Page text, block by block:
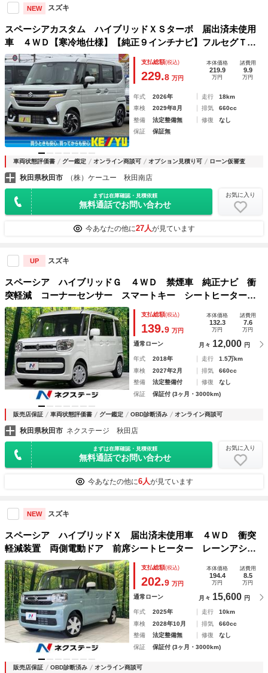
NEW スズキ
スペーシアカスタム ハイブリッドＸＳターボ 届出済未使用
車 ４ＷＤ【寒冷地仕様】【純正９インチナビ】フルセグＴ
Ｖ アラウンドビューモニター 両側電動スライドドア ハー
フレザーシート レーダークルコン 衝突軽減サポート リア
サーキュレーター
支払総額(税込)
229.8 万円
本体価格
219.9
万円
諸費用
9.9
万円
年式 2026年 走行
18km
車検
2029年8月 排気
660cc
整備
法定整備無 修復
なし
保証
保証無
車両状態評価書 グー鑑定 オンライン商談可 オプション見積り可 ローン仮審査
秋田県秋田市 （株）ケーユー 秋田南店
まずは在庫確認・見積依頼
無料通話でお問い合わせ
お気に入り
今あなたの他に27人が見ています
UP スズキ
スペーシア ハイブリッドＧ ４ＷＤ 禁煙車 純正ナビ 衝
突軽減 コーナーセンサー スマートキー シートヒーター
車線逸脱防止装置 横滑り防止装置 フルセグ Ｂｌｕｅｔｏ
ｏｔｈ オートハイビーム アイドリングストップ
支払総額(税込)
139.9 万円
本体価格
132.3
万円
諸費用
7.6
万円
通常ローン 月々 12,000 円
年式 2018年 走行
1.5万km
車検
2027年2月 排気
660cc
整備
法定整備付 修復
なし
保証
保証付 (3ヶ月・3000km)
販売店保証 車両状態評価書 グー鑑定 OBD診断済み オンライン商談可
秋田県秋田市 ネクステージ 秋田店
まずは在庫確認・見積依頼
無料通話でお問い合わせ
お気に入り
今あなたの他に6人が見ています
NEW スズキ
スペーシア ハイブリッドＸ 届出済未使用車 ４ＷＤ 衝突
軽減装置 両側電動ドア 前席シートヒーター レーンアシス
ト コーナーセンサー スマートキー オートハイビーム Ｌ
ＥＤヘッドライト アイドリングストップ
支払総額(税込)
202.9 万円
本体価格
194.4
万円
諸費用
8.5
万円
通常ローン 月々 15,600 円
年式 2025年 走行
10km
車検
2028年10月 排気
660cc
整備
法定整備無 修復
なし
保証
保証付 (3ヶ月・3000km)
販売店保証 OBD診断済み オンライン商談可